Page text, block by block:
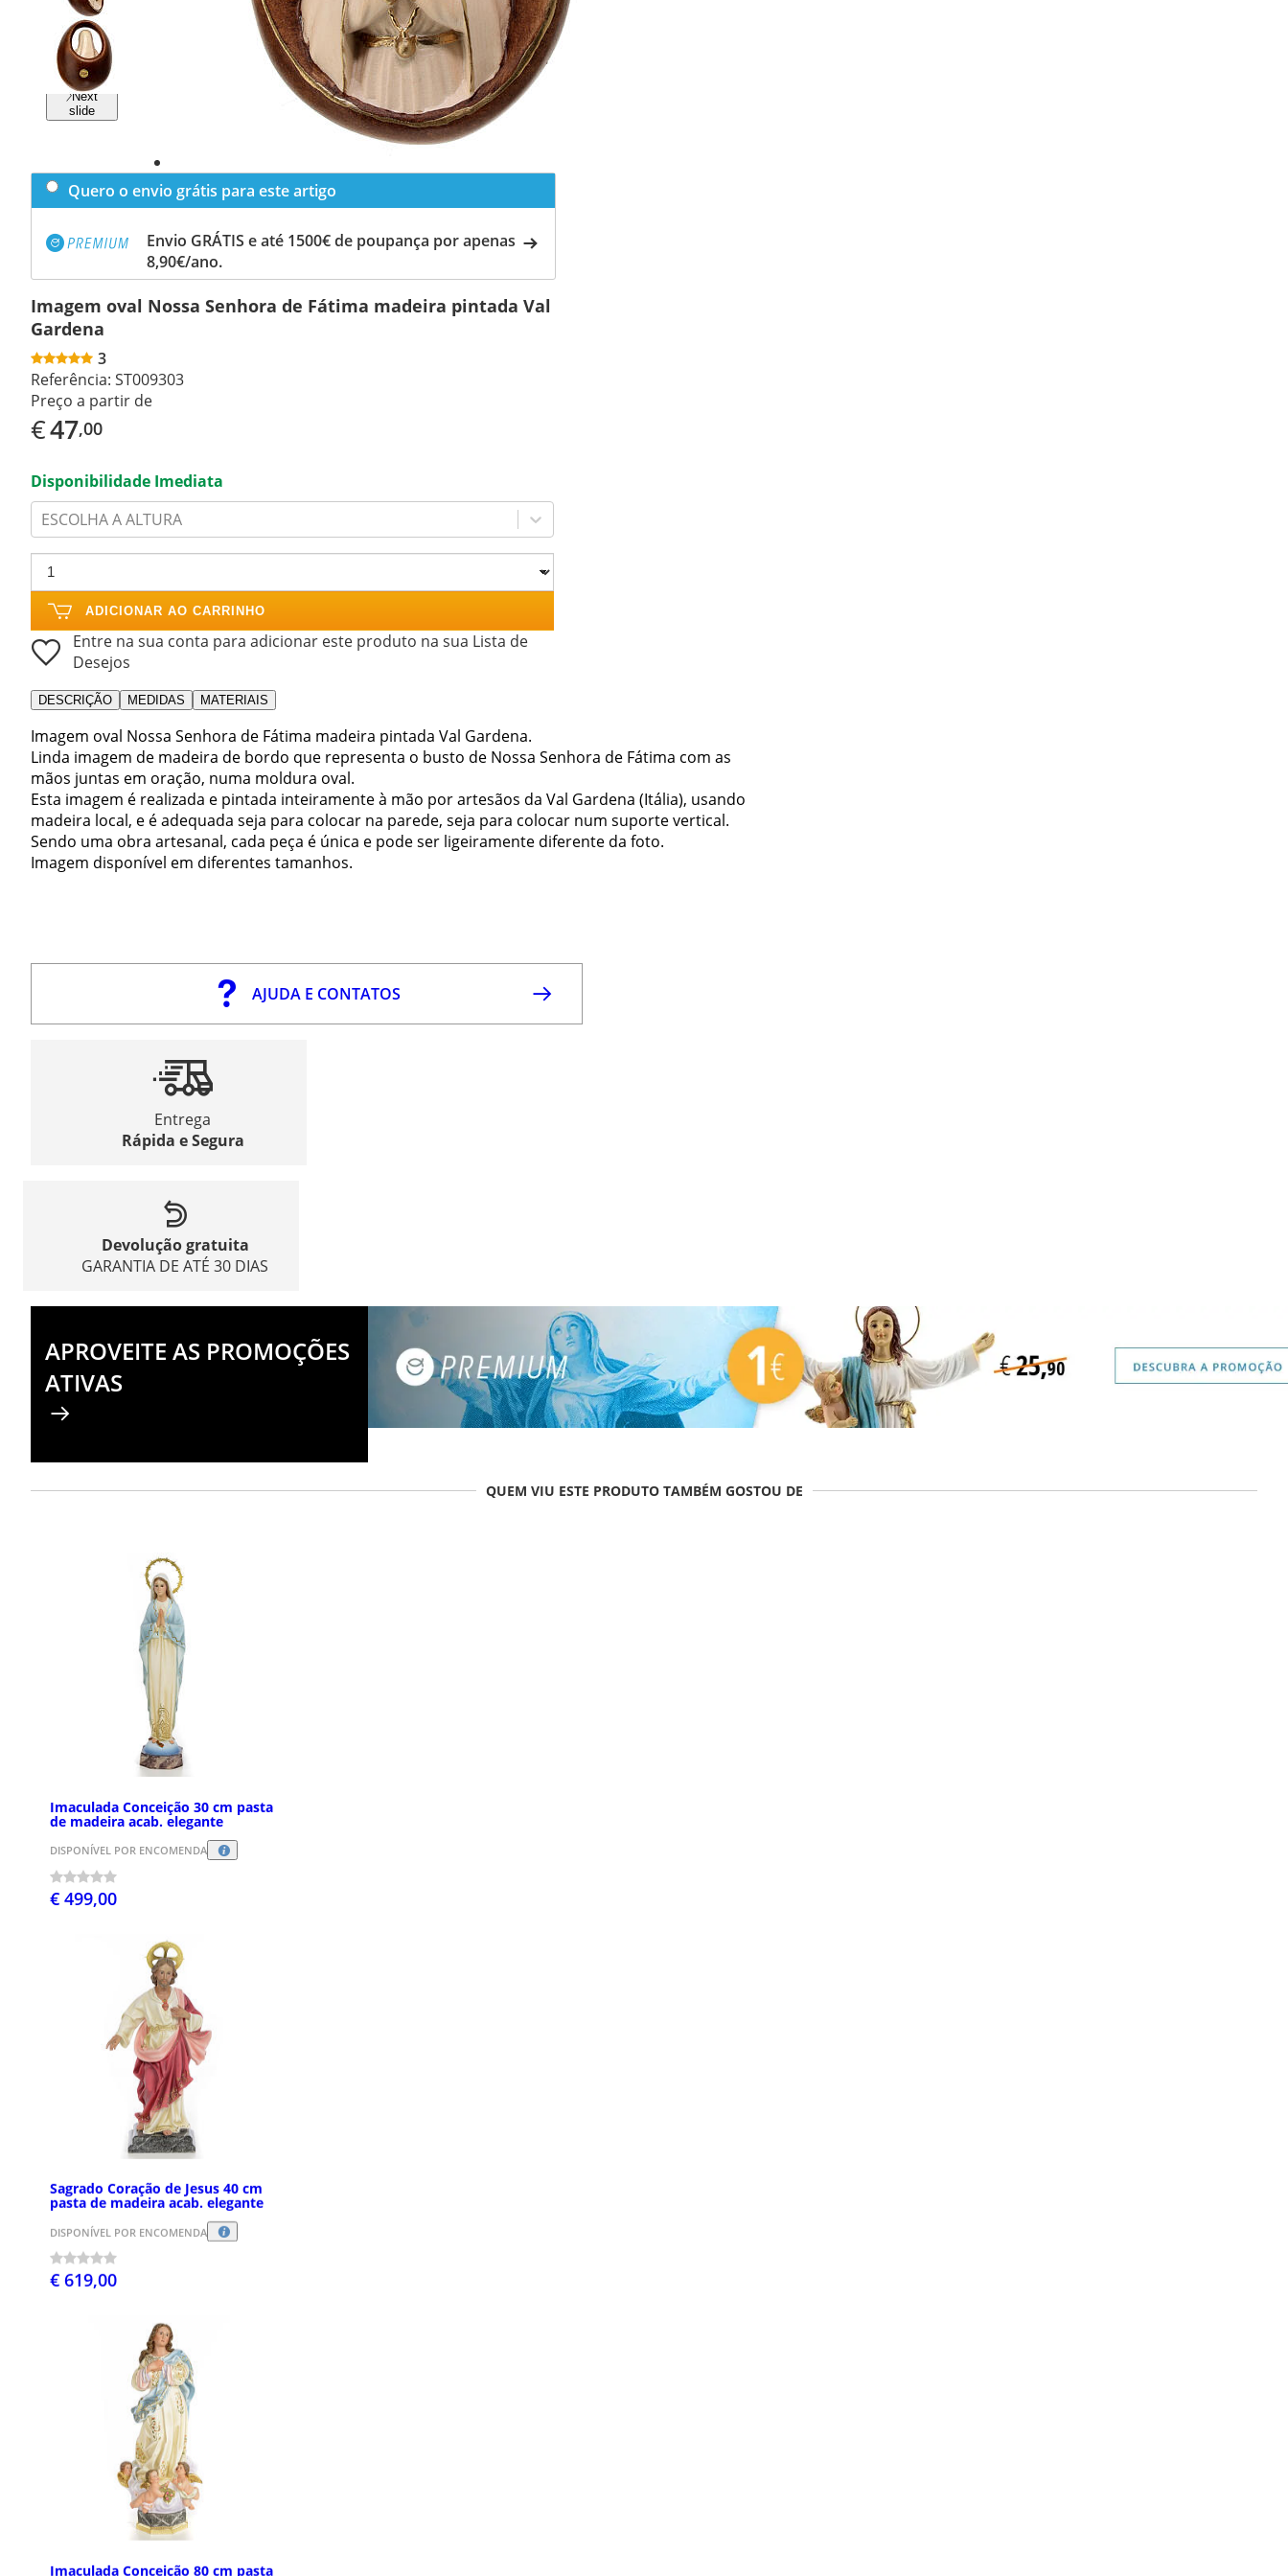
Previous
slide
Next
slide
Quero o envio grátis para este artigo
Envio GRÁTIS e até 1500€ de poupança por apenas
8,90€/ano.
Imagem oval Nossa Senhora de Fátima madeira pintada Val
Gardena
3
Referência: ST009303
Preço a partir de
€47,00
Disponibilidade Imediata
ESCOLHA A ALTURA
ADICIONAR AO CARRINHO
Entre na sua conta para adicionar este produto na sua Lista de
Desejos
DESCRIÇÃO MEDIDAS MATERIAIS
Imagem oval Nossa Senhora de Fátima madeira pintada Val Gardena.
Linda imagem de madeira de bordo que representa o busto de Nossa Senhora de Fátima com as
mãos juntas em oração, numa moldura oval.
Esta imagem é realizada e pintada inteiramente à mão por artesãos da Val Gardena (Itália), usando
madeira local, e é adequada seja para colocar na parede, seja para colocar num suporte vertical.
Sendo uma obra artesanal, cada peça é única e pode ser ligeiramente diferente da foto.
Imagem disponível em diferentes tamanhos.
AJUDA E CONTATOS
Entrega
Rápida e Segura
Devolução gratuita
GARANTIA DE ATÉ 30 DIAS
APROVEITE AS PROMOÇÕES
ATIVAS
QUEM VIU ESTE PRODUTO TAMBÉM GOSTOU DE
Imaculada Conceição 30 cm pasta
de madeira acab. elegante
DISPONÍVEL POR ENCOMENDA
€ 499,00
Sagrado Coração de Jesus 40 cm
pasta de madeira acab. elegante
DISPONÍVEL POR ENCOMENDA
€ 619,00
Imaculada Conceição 80 cm pasta